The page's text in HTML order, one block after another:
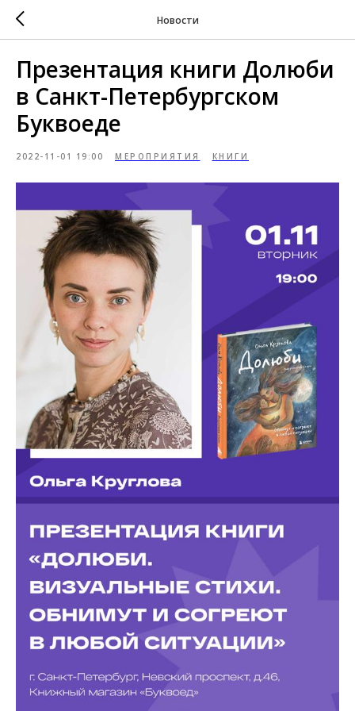
Новости
Презентация книги Долюби
в Санкт-Петербургском
Буквоеде
2022-11-01 19:00 МЕРОПРИЯТИЯ КНИГИ